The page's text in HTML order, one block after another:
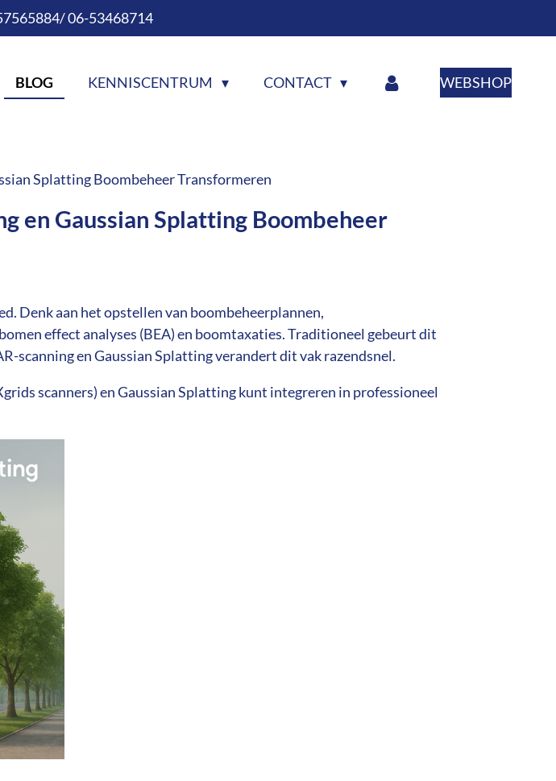
06-53468714
BLOG KENNISCENTRUM CONTACT WEBSHOP
Splatting Boombeheer Transformeren
en Gaussian Splatting Boombeheer
Denk aan het opstellen van boombeheerplannen,
effect analyses (BEA) en boomtaxaties. Traditioneel gebeurt dit
scanning en Gaussian Splatting verandert dit vak razendsnel.
scanners) en Gaussian Splatting kunt integreren in professioneel